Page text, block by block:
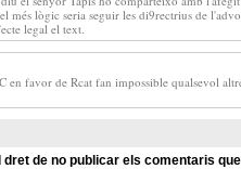
més lògic seria seguir les di9rectrius de
legal el text.
en favor de Rcat fan impossible qualsevol
de no publicar els comentaris